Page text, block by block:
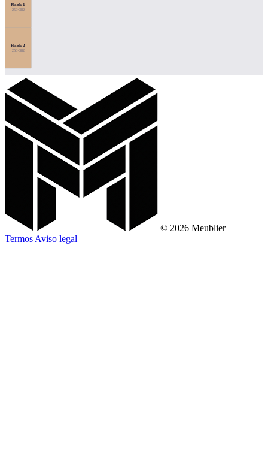
Plank 1
250×382
Plank 2
250×382
© 2026 Meublier
Termos Aviso legal